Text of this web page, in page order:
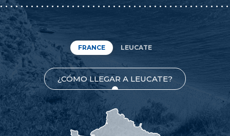
FRANCE LEUCATE
¿CÓMO LLEGAR A LEUCATE?